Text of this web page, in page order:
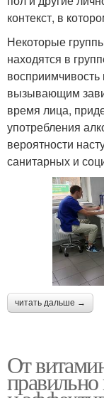
контекст, в
Некоторые
находятся в
восприимчивость
вызывающим
время лица,
употребления
вероятности
санитарных и
читать дальше →
От
правильно